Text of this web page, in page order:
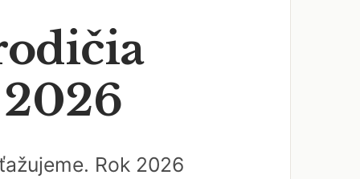
Rok 2026